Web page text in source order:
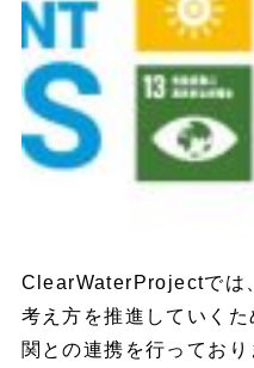
ClearWaterProjectでは
考え方を推進していく
関との連携を行ってお